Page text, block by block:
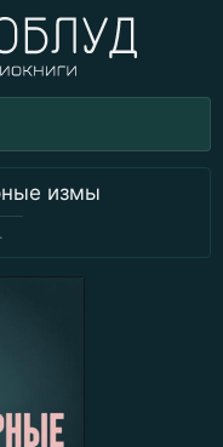
измы